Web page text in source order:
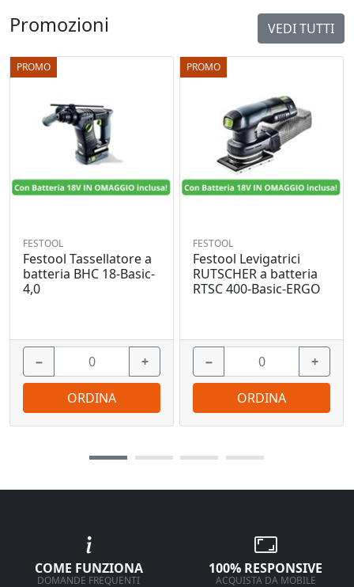
Promozioni VEDI TUTTI
PROMO
FESTOOL
Festool Tassellatore a
batteria BHC 18-Basic-
4,0
− +
ORDINA
PROMO
FESTOOL
Festool Levigatrici
RUTSCHER a batteria
RTSC 400-Basic-ERGO
− +
ORDINA
COME FUNZIONA
DOMANDE FREQUENTI
100% RESPONSIVE
ACQUISTA DA MOBILE